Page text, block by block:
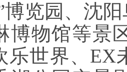
博览园、沈
博物馆等景
乐世界、EX